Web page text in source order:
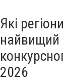
Які
найвищий
2026